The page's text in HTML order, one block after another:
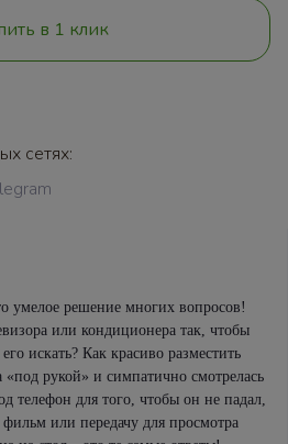
в 1 клик
сетях:
умелое решение многих вопросов!
или кондиционера так, чтобы
искать? Как красиво разместить
рукой» и симпатично смотрелась
телефон для того, чтобы он не падал,
фильм или передачу для просмотра